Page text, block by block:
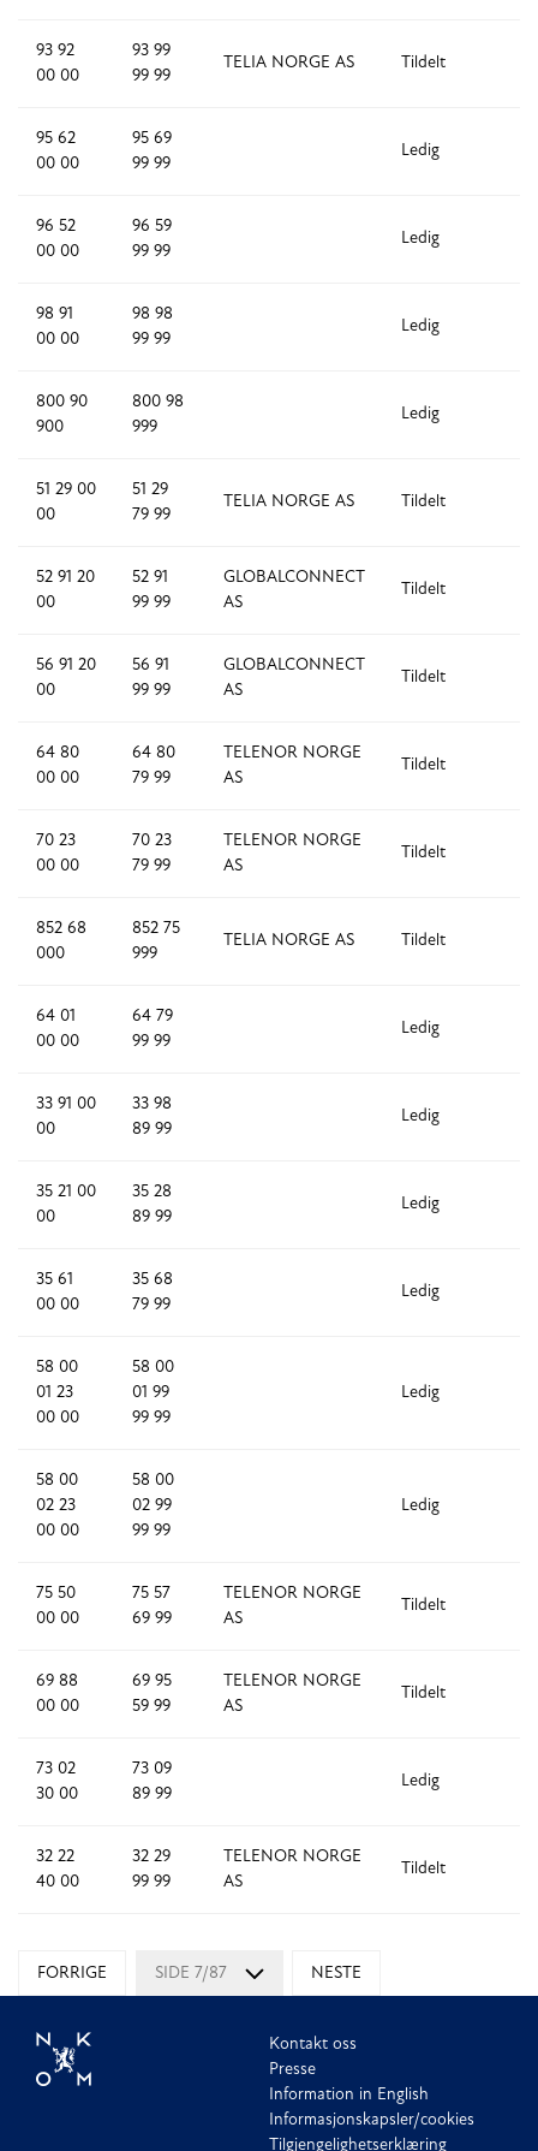
93 92
00 00
93 99
99 99
TELIA NORGE AS Tildelt
95 62
00 00
95 69
99 99
Ledig
96 52
00 00
96 59
99 99
Ledig
98 91
00 00
98 98
99 99
Ledig
800 90
900
800 98
999
Ledig
51 29 00
00
51 29
79 99
TELIA NORGE AS Tildelt
52 91 20
00
52 91
99 99
GLOBALCONNECT
AS
Tildelt
56 91 20
00
56 91
99 99
GLOBALCONNECT
AS
Tildelt
64 80
00 00
64 80
79 99
TELENOR NORGE
AS
Tildelt
70 23
00 00
70 23
79 99
TELENOR NORGE
AS
Tildelt
852 68
000
852 75
999
TELIA NORGE AS Tildelt
64 01
00 00
64 79
99 99
Ledig
33 91 00
00
33 98
89 99
Ledig
35 21 00
00
35 28
89 99
Ledig
35 61
00 00
35 68
79 99
Ledig
58 00
01 23
00 00
58 00
01 99
99 99
Ledig
58 00
02 23
00 00
58 00
02 99
99 99
Ledig
75 50
00 00
75 57
69 99
TELENOR NORGE
AS
Tildelt
69 88
00 00
69 95
59 99
TELENOR NORGE
AS
Tildelt
73 02
30 00
73 09
89 99
Ledig
32 22
40 00
32 29
99 99
TELENOR NORGE
AS
Tildelt
FORRIGE SIDE 7/87 NESTE
Kontakt oss
Presse
Information in English
Informasjonskapsler/cookies
Tilgjengelighetserklæring